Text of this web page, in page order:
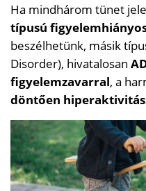
Ha mindhárom tünet
típusú
beszélhetünk, másik
Disorder), hivatalosan
figyelemzavarral, a
döntően